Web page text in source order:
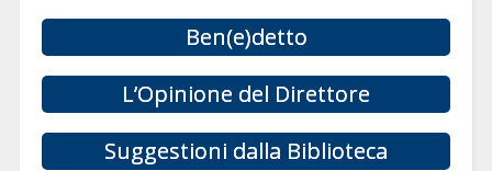
Ben(e)detto
L’Opinione del Direttore
Suggestioni dalla Biblioteca